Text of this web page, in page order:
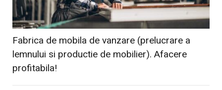
Fabrica de mobila de vanzare (prelucrare a
lemnului si productie de mobilier). Afacere
profitabila!